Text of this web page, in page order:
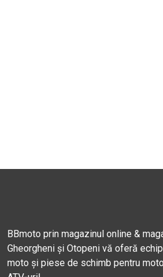
BBmoto prin magazinul online &
Gheorgheni și Otopeni vă oferă
moto și piese de schimb pentru